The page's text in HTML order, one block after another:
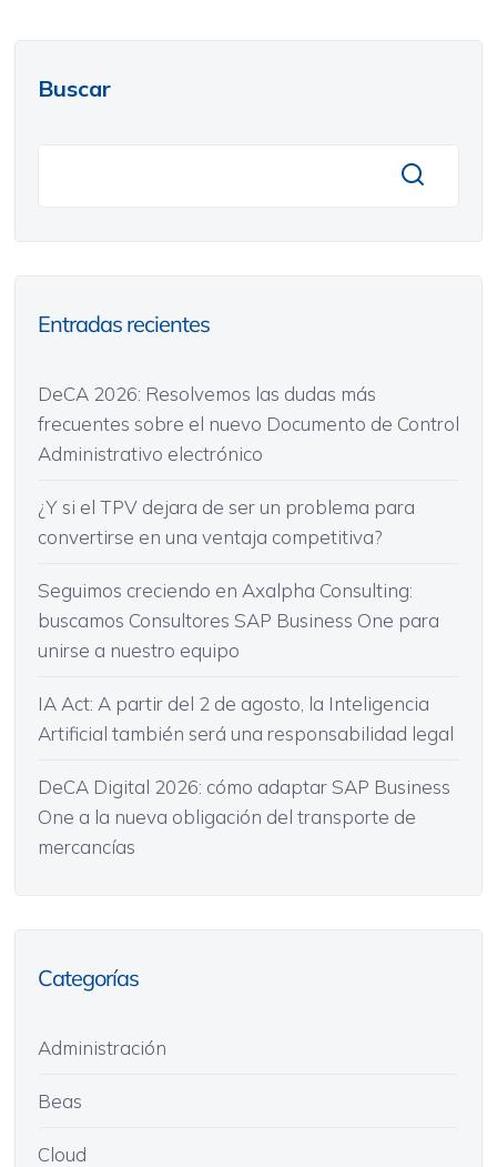
Buscar
Entradas recientes
DeCA 2026: Resolvemos las dudas más
frecuentes sobre el nuevo Documento de Control
Administrativo electrónico
¿Y si el TPV dejara de ser un problema para
convertirse en una ventaja competitiva?
Seguimos creciendo en Axalpha Consulting:
buscamos Consultores SAP Business One para
unirse a nuestro equipo
IA Act: A partir del 2 de agosto, la Inteligencia
Artificial también será una responsabilidad legal
DeCA Digital 2026: cómo adaptar SAP Business
One a la nueva obligación del transporte de
mercancías
Categorías
Administración
Beas
Cloud